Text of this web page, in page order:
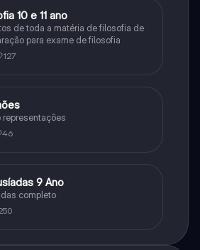
10 e 11 ano
de toda a matéria de filosofia de
para exame de filosofia
127
46
9 Ano
completo